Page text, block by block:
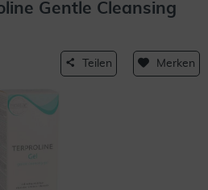
Gentle Cleansing
Teilen Merken